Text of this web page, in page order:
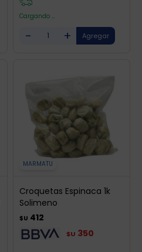
Cargando ...
- +
MARMATU
Croquetas Espinaca 1k
Solimeno
$U 412
$U 350